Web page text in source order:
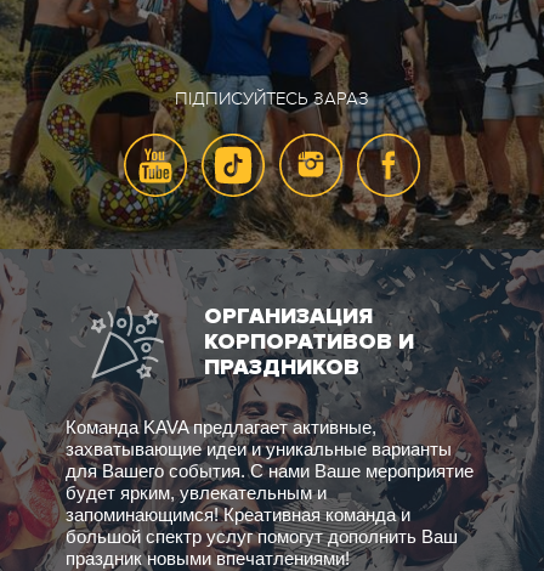
ПІДПИСУЙТЕСЬ ЗАРАЗ
ОРГАНИЗАЦИЯ
КОРПОРАТИВОВ И
ПРАЗДНИКОВ
Команда KAVA предлагает активные,
захватывающие идеи и уникальные варианты
для Вашего события. С нами Ваше мероприятие
будет ярким, увлекательным и
запоминающимся! Креативная команда и
большой спектр услуг помогут дополнить Ваш
праздник новыми впечатлениями!